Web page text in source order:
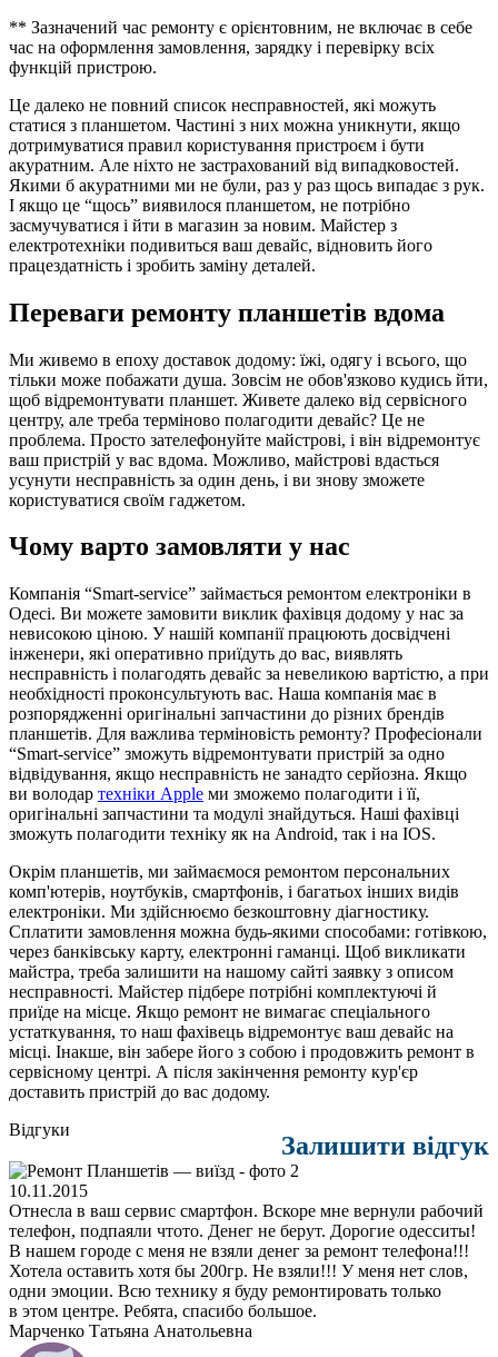
** Зазначений час ремонту є орієнтовним, не включає в себе
час на оформлення замовлення, зарядку і перевірку всіх
функцій пристрою.
Це далеко не повний список несправностей, які можуть
статися з планшетом. Частині з них можна уникнути, якщо
дотримуватися правил користування пристроєм і бути
акуратним. Але ніхто не застрахований від випадковостей.
Якими б акуратними ми не були, раз у раз щось випадає з рук.
І якщо це “щось” виявилося планшетом, не потрібно
засмучуватися і йти в магазин за новим. Майстер з
електротехніки подивиться ваш девайс, відновить його
працездатність і зробить заміну деталей.
Переваги ремонту планшетів вдома
Ми живемо в епоху доставок додому: їжі, одягу і всього, що
тільки може побажати душа. Зовсім не обов'язково кудись йти,
щоб відремонтувати планшет. Живете далеко від сервісного
центру, але треба терміново полагодити девайс? Це не
проблема. Просто зателефонуйте майстрові, і він відремонтує
ваш пристрій у вас вдома. Можливо, майстрові вдасться
усунути несправність за один день, і ви знову зможете
користуватися своїм гаджетом.
Чому варто замовляти у нас
Компанія “Smart-service” займається ремонтом електроніки в
Одесі. Ви можете замовити виклик фахівця додому у нас за
невисокою ціною. У нашій компанії працюють досвідчені
інженери, які оперативно приїдуть до вас, виявлять
несправність і полагодять девайс за невеликою вартістю, а при
необхідності проконсультують вас. Наша компанія має в
розпорядженні оригінальні запчастини до різних брендів
планшетів. Для важлива терміновість ремонту? Професіонали
“Smart-service” зможуть відремонтувати пристрій за одно
відвідування, якщо несправність не занадто серйозна. Якщо
ви володар техніки Apple ми зможемо полагодити і її,
оригінальні запчастини та модулі знайдуться. Наші фахівці
зможуть полагодити техніку як на Android, так і на IOS.
Окрім планшетів, ми займаємося ремонтом персональних
комп'ютерів, ноутбуків, смартфонів, і багатьох інших видів
електроніки. Ми здійснюємо безкоштовну діагностику.
Сплатити замовлення можна будь-якими способами: готівкою,
через банківську карту, електронні гаманці. Щоб викликати
майстра, треба залишити на нашому сайті заявку з описом
несправності. Майстер підбере потрібні комплектуючі й
приїде на місце. Якщо ремонт не вимагає спеціального
устаткування, то наш фахівець відремонтує ваш девайс на
місці. Інакше, він забере його з собою і продовжить ремонт в
сервісному центрі. А після закінчення ремонту кур'єр
доставить пристрій до вас додому.
Залишити відгук
Відгуки
10.11.2015
Отнесла в ваш сервис смартфон. Вскоре мне вернули рабочий
телефон, подпаяли чтото. Денег не берут. Дорогие одесситы!
В нашем городе с меня не взяли денег за ремонт телефона!!!
Хотела оставить хотя бы 200гр. Не взяли!!! У меня нет слов,
одни эмоции. Всю технику я буду ремонтировать только
в этом центре. Ребята, спасибо большое.
Марченко Татьяна Анатольевна